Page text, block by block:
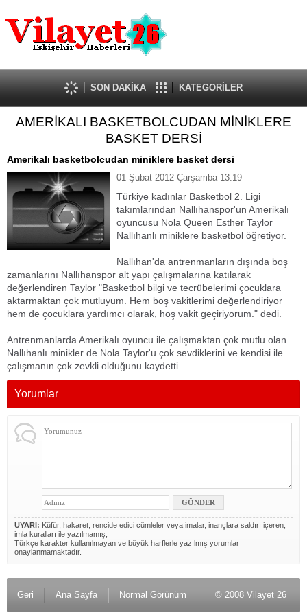
Güncel
Ekonomi
Politika
Eğitim
Spor
Kültür-Sanat
Röportaj
Tanıtım Yazısı
SON DAKİKA KATEGORİLER
AMERİKALI BASKETBOLCUDAN MİNİKLERE
BASKET DERSİ
Amerikalı basketbolcudan miniklere basket dersi
01 Şubat 2012 Çarşamba 13:19
Türkiye kadınlar Basketbol 2. Ligi
takımlarından Nallıhanspor'un Amerikalı
oyuncusu Nola Queen Esther Taylor
Nallıhanlı miniklere basketbol öğretiyor.
Nallıhan'da antrenmanların dışında boş
zamanlarını Nallıhanspor alt yapı çalışmalarına katılarak
değerlendiren Taylor "Basketbol bilgi ve tecrübelerimi çocuklara
aktarmaktan çok mutluyum. Hem boş vakitlerimi değerlendiriyor
hem de çocuklara yardımcı olarak, hoş vakit geçiriyorum." dedi.
Antrenmanlarda Amerikalı oyuncu ile çalışmaktan çok mutlu olan
Nallıhanlı minikler de Nola Taylor'u çok sevdiklerini ve kendisi ile
çalışmanın çok zevkli olduğunu kaydetti.
Yorumlar
UYARI: Küfür, hakaret, rencide edici cümleler veya imalar, inançlara saldırı içeren,
imla kuralları ile yazılmamış,
Türkçe karakter kullanılmayan ve büyük harflerle yazılmış yorumlar
onaylanmamaktadır.
Geri Ana Sayfa Normal Görünüm © 2008 Vilayet 26